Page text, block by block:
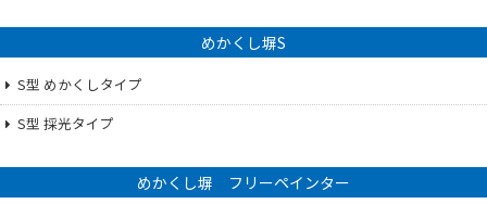
めかくし塀S
S型 めかくしタイプ
S型 採光タイプ
めかくし塀 フリーペインター